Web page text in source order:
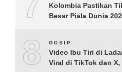
Kolombia Pastikan
Besar Piala Dunia
8 GOSIP
Video Ibu Tiri di
Viral di TikTok dan X,